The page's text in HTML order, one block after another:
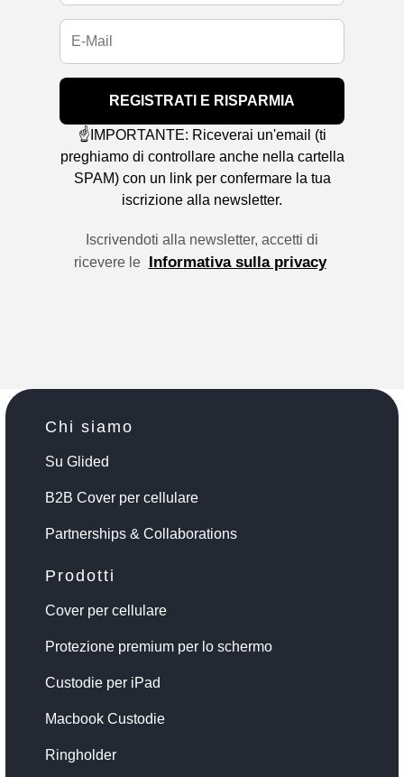
REGISTRATI E RISPARMIA
☝️IMPORTANTE: Riceverai un'email (ti
preghiamo di controllare anche nella cartella
SPAM) con un link per confermare la tua
iscrizione alla newsletter.
Iscrivendoti alla newsletter, accetti di
ricevere le
Informativa sulla privacy
Chi siamo
Su Glided
B2B Cover per cellulare
Partnerships & Collaborations
Prodotti
Cover per cellulare
Protezione premium per lo schermo
Custodie per iPad
Macbook Custodie
Ringholder